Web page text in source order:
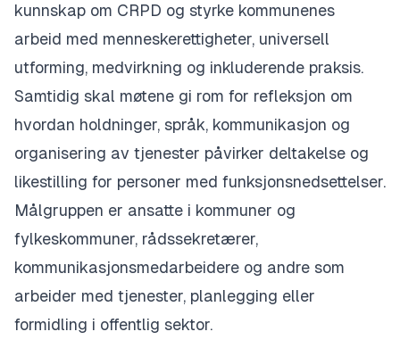
kunnskap om CRPD og styrke kommunenes
arbeid med menneskerettigheter, universell
utforming, medvirkning og inkluderende praksis.
Samtidig skal møtene gi rom for refleksjon om
hvordan holdninger, språk, kommunikasjon og
organisering av tjenester påvirker deltakelse og
likestilling for personer med funksjonsnedsettelser.
Målgruppen er ansatte i kommuner og
fylkeskommuner, rådssekretærer,
kommunikasjonsmedarbeidere og andre som
arbeider med tjenester, planlegging eller
formidling i offentlig sektor.